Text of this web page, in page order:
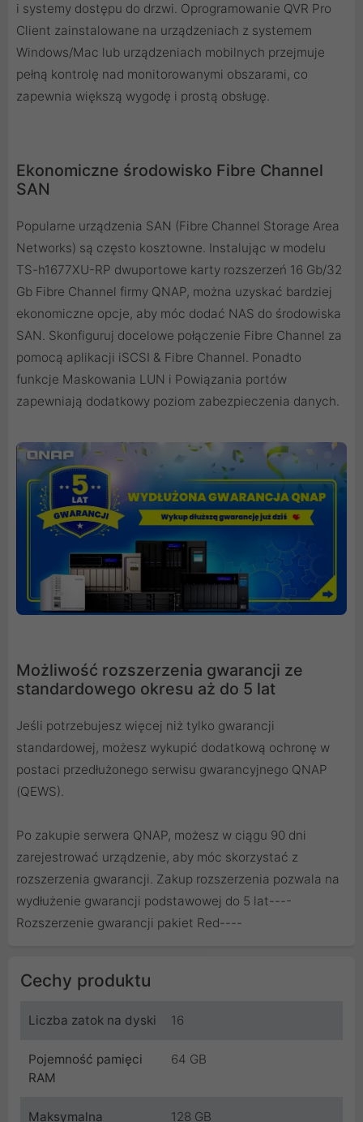
i systemy dostępu do drzwi. Oprogramowanie QVR Pro
Client zainstalowane na urządzeniach z systemem
Windows/Mac lub urządzeniach mobilnych przejmuje
pełną kontrolę nad monitorowanymi obszarami, co
zapewnia większą wygodę i prostą obsługę.
Ekonomiczne środowisko Fibre Channel
SAN
Popularne urządzenia SAN (Fibre Channel Storage Area
Networks) są często kosztowne. Instalując w modelu
TS-h1677XU-RP dwuportowe karty rozszerzeń 16 Gb/32
Gb Fibre Channel firmy QNAP, można uzyskać bardziej
ekonomiczne opcje, aby móc dodać NAS do środowiska
SAN. Skonfiguruj docelowe połączenie Fibre Channel za
pomocą aplikacji iSCSI & Fibre Channel. Ponadto
funkcje Maskowania LUN i Powiązania portów
zapewniają dodatkowy poziom zabezpieczenia danych.
Możliwość rozszerzenia gwarancji ze
standardowego okresu aż do 5 lat
Jeśli potrzebujesz więcej niż tylko gwarancji
standardowej, możesz wykupić dodatkową ochronę w
postaci przedłużonego serwisu gwarancyjnego QNAP
(QEWS).
Po zakupie serwera QNAP, możesz w ciągu 90 dni
zarejestrować urządzenie, aby móc skorzystać z
rozszerzenia gwarancji. Zakup rozszerzenia pozwala na
wydłużenie gwarancji podstawowej do 5 lat----
Rozszerzenie gwarancji pakiet Red----
Cechy produktu
Liczba zatok na dyski 16
Pojemność pamięci
RAM
64 GB
Maksymalna 128 GB